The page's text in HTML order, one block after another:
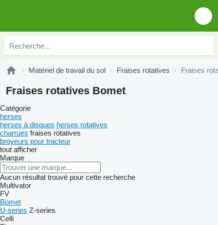
Matériel de travail du sol Fraises rotatives Fraises
Fraises rotatives Bomet
Catégorie
herses
herses à disques herses rotatives
charrues fraises rotatives
broyeurs pour tracteur
tout afficher
Marque
Aucun résultat trouvé pour cette recherche
Multivator
FV
Bomet
U-series Z-series
Celli